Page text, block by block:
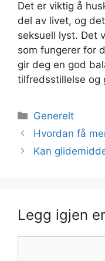
Det er viktig å
del av livet, og
seksuell lyst. Det
som fungerer for
gir deg en god
tilfredsstillelse og
Kategorier
Generelt
Hvordan få
Kan
Legg igjen